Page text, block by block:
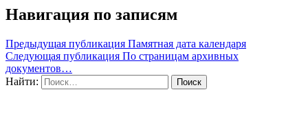
Навигация по записям
Предыдущая публикация Памятная дата календаря
Следующая публикация По страницам архивных
документов…
Найти: